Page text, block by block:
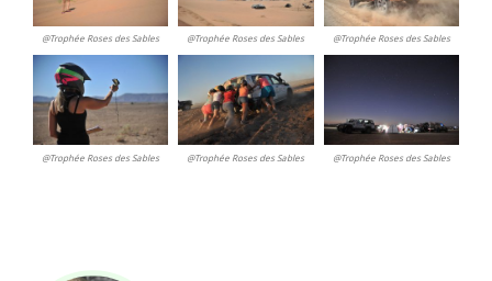
@Trophée Roses des Sables @Trophée Roses des Sables @Trophée Roses des Sables
@Trophée Roses des Sables @Trophée Roses des Sables @Trophée Roses des Sables